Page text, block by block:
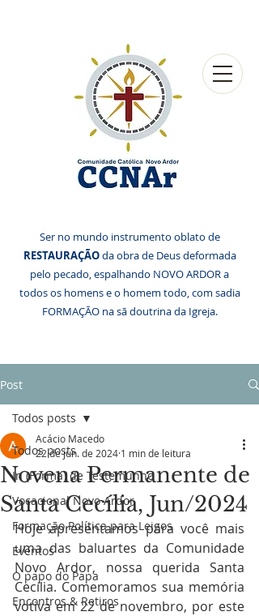
Ser no mundo instrumento oblato de
RESTAURAÇÃOda obra de Deus deformada
pelo pecado, espalhando NOVO ARDOR a
todos os homens e o homem todo, com sadia
FORMAÇÃO na sã doutrina da Igreja.
Post
Todos posts
In (Forma) de Testemunho
Vocacional Novo Ardor
Formação Política para Leigos
Eventos
O papo do Papa
Encontros & Retiros
Todos posts
Novena Permanente de
Santa Cecília, Jun/2024
Acácio Macedo
22 de jun. de 2024 1 min de leitura
Hoje apresentamos para você mais
uma das baluartes da Comunidade
Novo Ardor, nossa querida Santa
Cecília. Comemoramos sua memória
votiva em 22 de novembro, por este